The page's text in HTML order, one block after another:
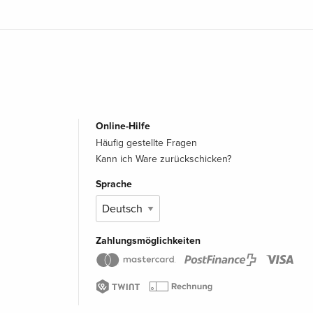
Online-Hilfe
Häufig gestellte Fragen
Kann ich Ware zurückschicken?
Sprache
Zahlungsmöglichkeiten